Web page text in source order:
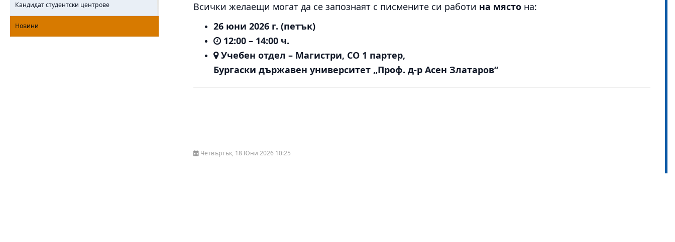
Всички желаещи могат да се запознаят с писмените си работи на място на:
26 юни 2026 г. (петък)
12:00 – 14:00 ч.
Учебен отдел – Магистри, СО 1 партер,
Бургаски държавен университет „Проф. д-р Асен Златаров“
Четвъртък, 18 Юни 2026 10:25
Кандидат студентски центрове
Новини